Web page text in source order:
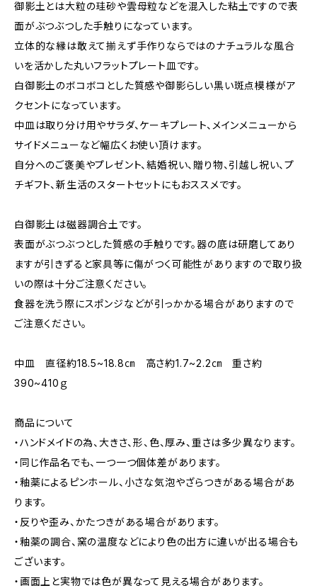
御影土とは大粒の珪砂や雲母粒などを混入した粘土ですので表
面がぶつぶつした手触りになっています。
立体的な縁は敢えて揃えず手作りならではのナチュラルな風合
いを活かした丸いフラットプレート皿です。
白御影土のボコボコとした質感や御影らしい黒い斑点模様がア
クセントになっています。
中皿は取り分け用やサラダ、ケーキプレート、メインメニューから
サイドメニューなど幅広くお使い頂けます。
自分へのご褒美やプレゼント、結婚祝い、贈り物、引越し祝い、プ
チギフト、新生活のスタートセットにもおススメです。
白御影土は磁器調合土です。
表面がぶつぶつとした質感の手触りです。器の底は研磨してあり
ますが引きずると家具等に傷がつく可能性がありますので取り扱
いの際は十分ご注意ください。
食器を洗う際にスポンジなどが引っかかる場合がありますので
ご注意ください。
中皿 直径約18.5~18.8㎝ 高さ約1.7~2.2㎝ 重さ約
390~410ｇ
商品について
・ハンドメイドの為、大きさ、形、色、厚み、重さは多少異なります。
・同じ作品名でも、一つ一つ個体差があります。
・釉薬によるピンホール、小さな気泡やざらつきがある場合があ
ります。
・反りや歪み、かたつきがある場合があります。
・釉薬の調合、窯の温度などにより色の出方に違いが出る場合も
ございます。
・画面上と実物では色が異なって見える場合があります。